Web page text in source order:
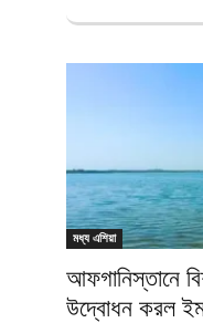
মধ্য এশিয়া
আফগানিস্তানে
উদ্বোধন করল